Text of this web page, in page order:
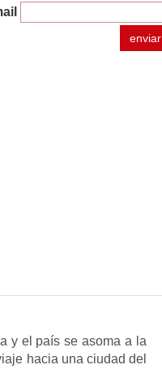
enviar
y el país se asoma a la
hacia una ciudad del